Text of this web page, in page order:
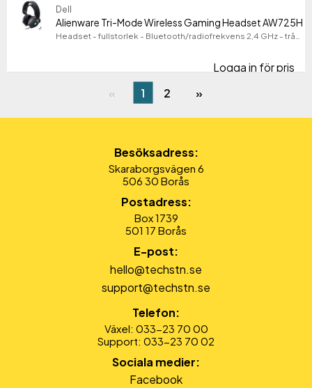
Dell
Alienware Tri-Mode Wireless Gaming Headset AW725H
Headset - fullstorlek - Bluetooth/radiofrekvens 2,4 GHz - trådlös, kabelansluten - 3,5 mm kontakt - Dark Side of the Moon
Logga in för pris
1 2
Besöksadress:
Skaraborgsvägen 6
506 30 Borås
Postadress:
Box 1739
501 17 Borås
E-post:
hello@techstn.se
support@techstn.se
Telefon:
Växel: 033-23 70 00
Support: 033-23 70 02
Sociala medier:
Facebook